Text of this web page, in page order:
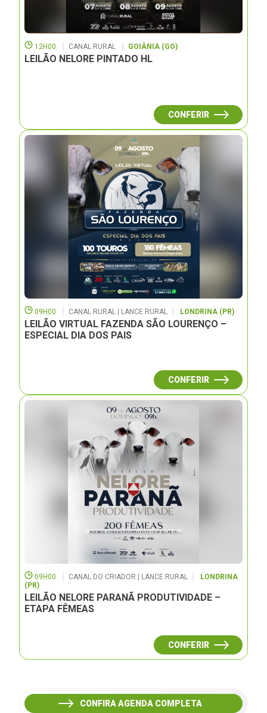
12H00 CANAL RURAL GOIÂNIA (GO)
LEILÃO NELORE PINTADO HL
CONFERIR
09H00 CANAL RURAL | LANCE RURAL LONDRINA (PR)
LEILÃO VIRTUAL FAZENDA SÃO LOURENÇO –
ESPECIAL DIA DOS PAIS
CONFERIR
09H00 CANAL DO CRIADOR | LANCE RURAL
LONDRINA
(PR)
LEILÃO NELORE PARANÃ PRODUTIVIDADE –
ETAPA FÊMEAS
CONFERIR
CONFIRA AGENDA COMPLETA